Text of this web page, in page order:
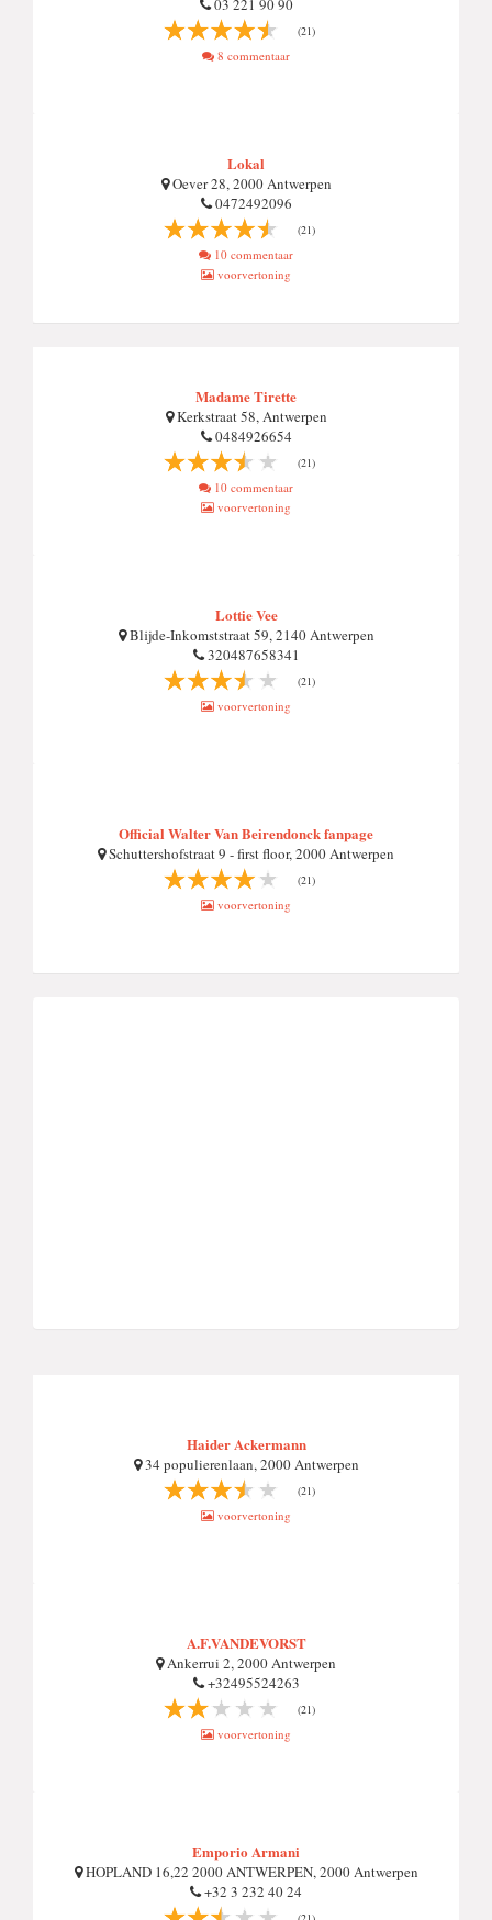
03 221 90 90
(21)
8 commentaar
Lokal
Oever 28, 2000 Antwerpen
0472492096
(21)
10 commentaar
voorvertoning
Madame Tirette
Kerkstraat 58, Antwerpen
0484926654
(21)
10 commentaar
voorvertoning
Lottie Vee
Blijde-Inkomststraat 59, 2140 Antwerpen
320487658341
(21)
voorvertoning
Official Walter Van Beirendonck fanpage
Schuttershofstraat 9 - first floor, 2000 Antwerpen
(21)
voorvertoning
Haider Ackermann
34 populierenlaan, 2000 Antwerpen
(21)
voorvertoning
A.F.VANDEVORST
Ankerrui 2, 2000 Antwerpen
+32495524263
(21)
voorvertoning
Emporio Armani
HOPLAND 16,22 2000 ANTWERPEN, 2000 Antwerpen
+32 3 232 40 24